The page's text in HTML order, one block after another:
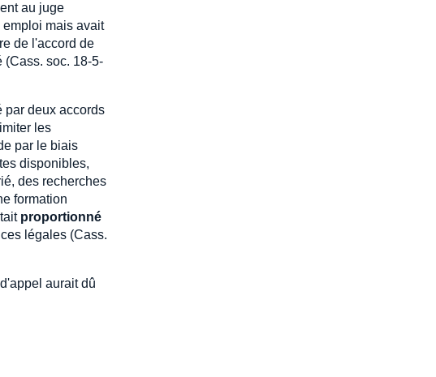
au juge
mais avait
de l'accord de
(Cass. soc. 18-5-
par deux accords
les
par le biais
disponibles,
des recherches
formation
proportionné
légales (Cass.
aurait dû